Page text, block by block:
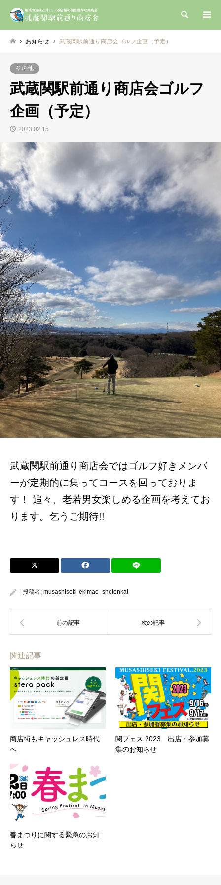
検索
お知らせ 武蔵関駅前通り商店会ゴルフ企画（予定）
その他
武蔵関駅前通り商店会ゴルフ
企画（予定）
2023.02.15
武蔵関駅前通り商店会ではゴルフ好きメンバ
ーが定期的に集ってコースを回っておりま
す！ 追々、老若男女楽しめる企画を考えてお
ります。乞うご期待!!
投稿者: musashiseki-ekimae_shotenkai
関連記事
商店街もキャッシュレス時代
へ
関フェス.2023 出店・参加募
集のお知らせ
春まつりに関する緊急のお知
らせ